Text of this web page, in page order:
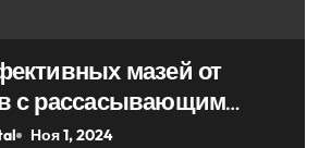
мазей от
с рассасывающим
Ноя 1, 2024